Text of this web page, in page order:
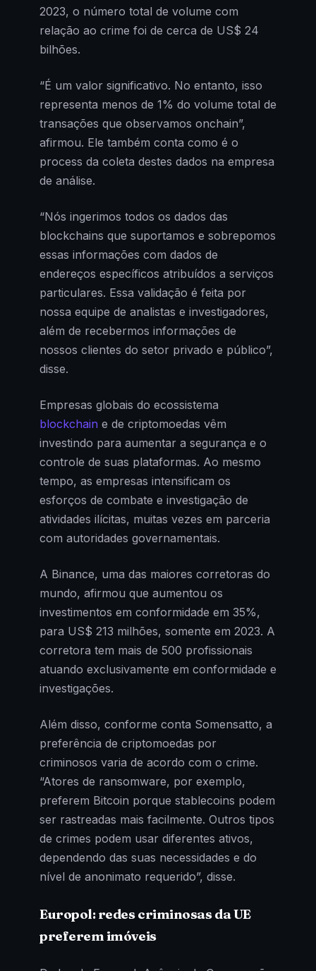
2023, o número total de volume com
relação ao crime foi de cerca de US$ 24
bilhões.
“É um valor significativo. No entanto, isso
representa menos de 1% do volume total de
transações que observamos onchain”,
afirmou. Ele também conta como é o
process da coleta destes dados na empresa
de análise.
“Nós ingerimos todos os dados das
blockchains que suportamos e sobrepomos
essas informações com dados de
endereços específicos atribuídos a serviços
particulares. Essa validação é feita por
nossa equipe de analistas e investigadores,
além de recebermos informações de
nossos clientes do setor privado e público”,
disse.
Empresas globais do ecossistema
blockchain e de criptomoedas vêm
investindo para aumentar a segurança e o
controle de suas plataformas. Ao mesmo
tempo, as empresas intensificam os
esforços de combate e investigação de
atividades ilícitas, muitas vezes em parceria
com autoridades governamentais.
A Binance, uma das maiores corretoras do
mundo, afirmou que aumentou os
investimentos em conformidade em 35%,
para US$ 213 milhões, somente em 2023. A
corretora tem mais de 500 profissionais
atuando exclusivamente em conformidade e
investigações.
Além disso, conforme conta Somensatto, a
preferência de criptomoedas por
criminosos varia de acordo com o crime.
“Atores de ransomware, por exemplo,
preferem Bitcoin porque stablecoins podem
ser rastreadas mais facilmente. Outros tipos
de crimes podem usar diferentes ativos,
dependendo das suas necessidades e do
nível de anonimato requerido”, disse.
Europol: redes criminosas da UE
preferem imóveis